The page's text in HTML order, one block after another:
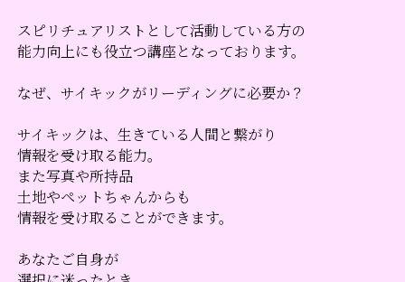
スピリチュアリストとして活動している方の
能力向上にも役立つ講座となっております。
なぜ、サイキックがリーディングに必要か？
サイキックは、生きている人間と繋がり
情報を受け取る能力。
また写真や所持品
土地やペットちゃんからも
情報を受け取ることができます。
あなたご自身が